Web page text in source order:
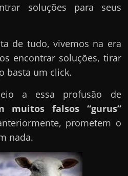
soluções para seus
de tudo, vivemos na era
encontrar soluções, tirar
basta um click.
a essa profusão de
muitos falsos “gurus”
prometem o
nada.